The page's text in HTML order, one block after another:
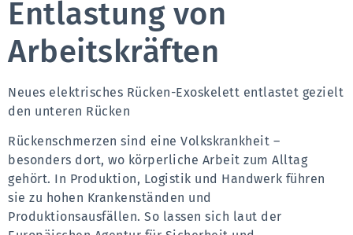
Entlastung von
Arbeitskräften
Neues elektrisches Rücken-Exoskelett entlastet gezielt
den unteren Rücken
Rückenschmerzen sind eine Volkskrankheit –
besonders dort, wo körperliche Arbeit zum Alltag
gehört. In Produktion, Logistik und Handwerk führen
sie zu hohen Krankenständen und
Produktionsausfällen. So lassen sich laut der